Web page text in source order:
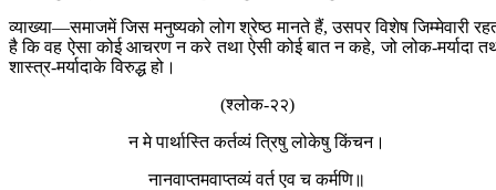
व्याख्या—समाजमें जिस मनुष्यको लोग श्रेष्ठ मानते हैं, उसपर विशेष जिम्मेवारी
है कि वह ऐसा कोई आचरण न करे तथा ऐसी कोई बात न कहे, जो लोक-मर्यादा
शास्त्र-मर्यादाके विरुद्ध हो।
(श्लोक-२२)
न मे पार्थास्ति कर्तव्यं त्रिषु लोकेषु किंचन।
नानवाप्तमवाप्तव्यं वर्त एव च कर्मणि॥